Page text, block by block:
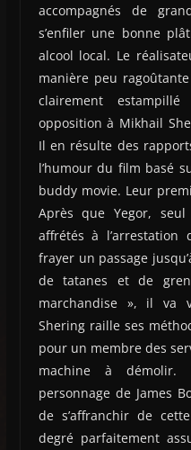
accompagnés de
s’enfiler une bonne
alcool local. Le
manière peu
clairement
opposition à Mikhail
Il en résulte des
l’humour du film basé
buddy movie. Leur
Après que Yegor,
affrétés à
frayer un passage
de tatanes et de
marchandise », il va
Shering raille ses
pour un membre des
machine à démolir.
personnage de James
de s’affranchir de
degré parfaitement